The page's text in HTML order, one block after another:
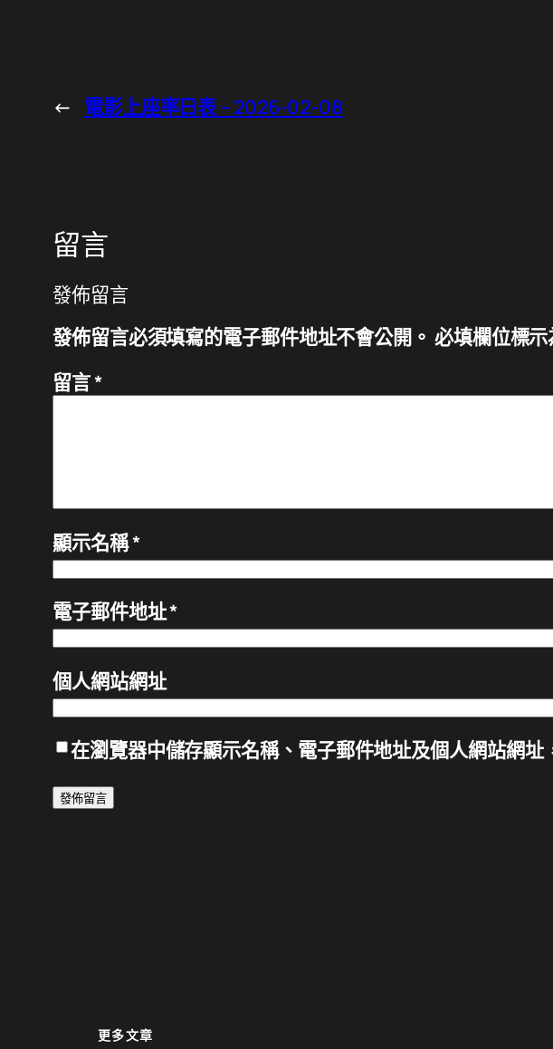
← 電影上座率日表 – 2026-02-08
留言
發佈留言
發佈留言必須填寫的電子郵件地址不會公開。 必填欄位標
留言*
顯示名稱*
電子郵件地址*
個人網站網址
在瀏覽器中儲存顯示名稱、電子郵件地址及個人網站網址
更多文章